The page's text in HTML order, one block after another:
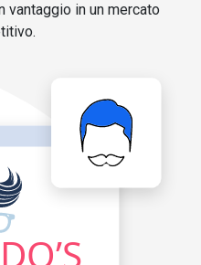
vantaggio in un mercato